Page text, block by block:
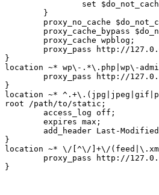
}
location ~* wp\-.*\.php|wp\-
}
location ~*
root /path/to/static;
}
location ~* \/[^\/]+\/